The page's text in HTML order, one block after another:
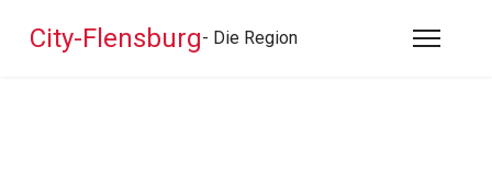
City-Flensburg- Die Region